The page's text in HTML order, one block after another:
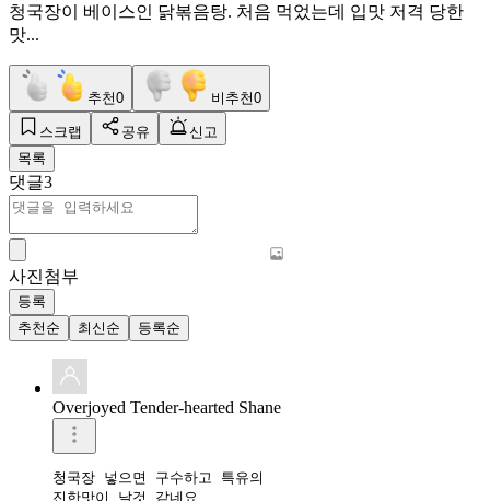
청국장이 베이스인 닭볶음탕. 처음 먹었는데 입맛 저격 당한
맛...
추천0 비추천0
스크랩 공유
신고
목록
댓글3
사진첨부
등록
추천순
최신순 등록순
Overjoyed Tender-hearted Shane
청국장 넣으면 구수하고 특유의
진한맛이 날것 같네요